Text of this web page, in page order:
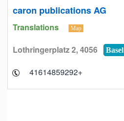
caron publications AG
Translations Map
Lothringerplatz 2, 4056 Basel
+41614859292